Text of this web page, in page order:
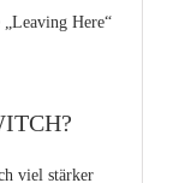
Here“
viel stärker